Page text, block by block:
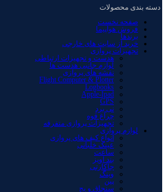
دسته بندی محصولات
صفحه نخست
فروش هواپیما
برندها
خرید از سایت های خارجی
تجهیزات پروازی
هدست و تجهیزات ارتباطی
لوازم جانبی هدست ها
نقشه های پروازی
Flight Computer & Plotter
Logbooks
Apple-Ipad
GPS
نی برد
چراغ قوه
تجهیزات پروازی متفرقه
لوازم پروازی
انواع کیف های پروازی
عینک خلبانی
ساعت
بند آویز
جاکارتی
وینگ
پین
سنجاق و بج